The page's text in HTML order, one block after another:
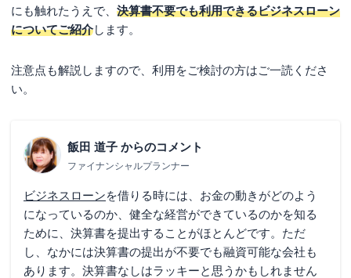
にも触れたうえで、 決算書不要でも利用できるビジネスローン
についてご紹介します。
注意点も解説しますので、利用をご検討の方はご一読くださ
い。
飯田 道子 からのコメント
ファイナンシャルプランナー
ビジネスローンを借りる時には、お金の動きがどのよう
になっているのか、健全な経営ができているのかを知る
ために、決算書を提出することがほとんどです。ただ
し、なかには決算書の提出が不要でも融資可能な会社も
あります。決算書なしはラッキーと思うかもしれません